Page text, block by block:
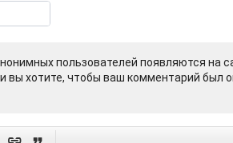
пользователей появляются на
вы хотите, чтобы ваш комментарий был